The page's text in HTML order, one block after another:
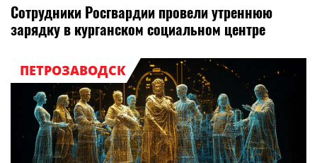
Сотрудники Росгвардии провели утреннюю
зарядку в курганском социальном центре
ПЕТРОЗАВОДСК